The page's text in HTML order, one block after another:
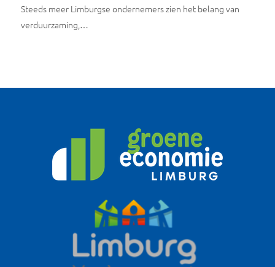
Steeds meer Limburgse ondernemers zien het belang van
verduurzaming,…